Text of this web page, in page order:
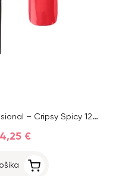
Dry gél lak Inginails Professional – Cripsy Spicy 12, 9 ml
4,25 €